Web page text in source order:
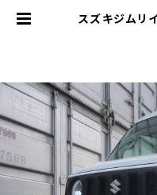
スズキジムリ